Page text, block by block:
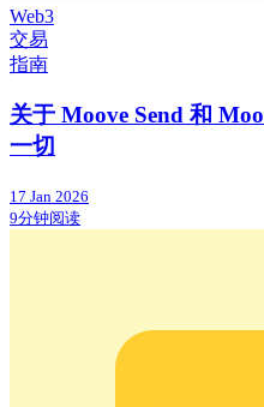
Web3
交易
指南
关于 Moove Send 和
一切
17 Jan 2026
9分钟阅读